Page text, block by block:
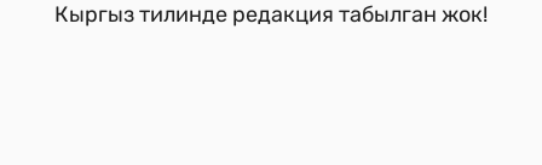
Кыргыз тилинде редакция табылган жок!